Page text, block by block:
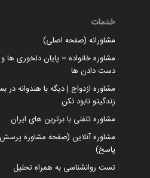
خدمات
مشاورانه (صفحه اصلی)
مشاوره خانواده = پایان دلخوری ها و
دست دادن ها
مشاوره ازدواج | دیگه با هندوانه در
زندگیتو نابود نکن
مشاوره تلفنی با برترین های ایران
مشاوره آنلاین (صفحه مشاوره
پاسخ)
تست روانشناسی به همراه تحلیل